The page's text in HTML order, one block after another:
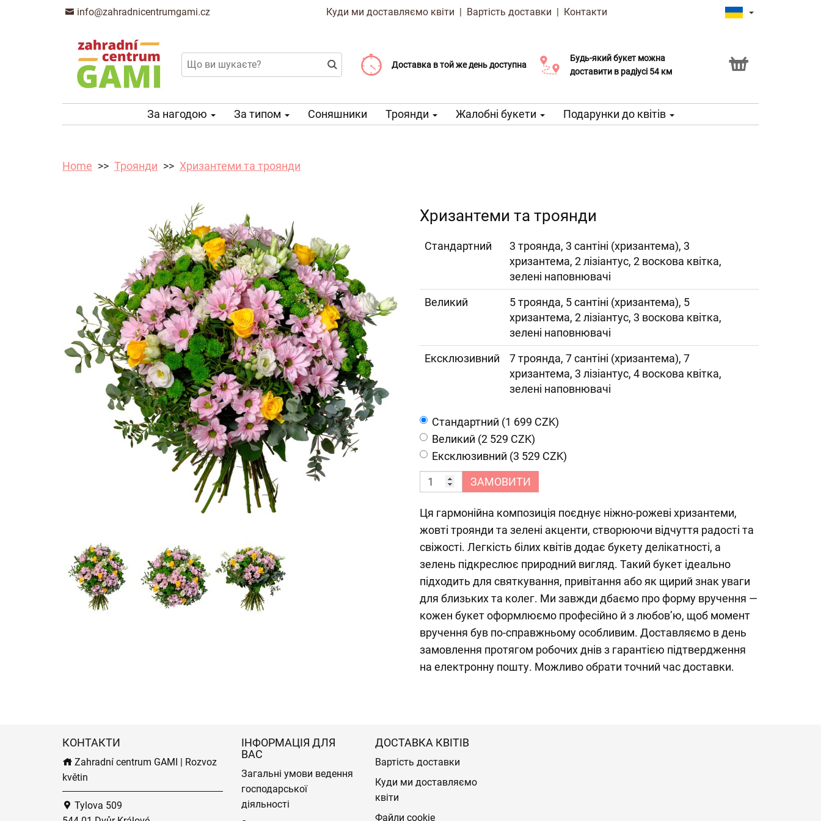
info@zahradnicentrumgami.cz Куди ми доставляємо квіти | Вартість доставки | Контакти
Доставка в той же день доступна
Доставка від 99 CZK
Виберіть дату доставки
Будь-який букет можна
доставити в радіусі 54 км
Послуга Click & Collect
За нагодою За типом Соняшники Троянди Жалобні букети Подарунки до квітів
Home Троянди Хризантеми та троянди
Хризантеми та троянди
Cтандартний
3 троянда, 3 сантіні (хризантема), 3
хризантема, 2 лізіантус, 2 воскова квітка,
зелені наповнювачі
Великий
5 троянда, 5 сантіні (хризантема), 5
хризантема, 2 лізіантус, 3 воскова квітка,
зелені наповнювачі
Ексклюзивний
7 троянда, 7 сантіні (хризантема), 7
хризантема, 3 лізіантус, 4 воскова квітка,
зелені наповнювачі
Cтандартний (1 699 CZK)
Великий (2 529 CZK)
Ексклюзивний (3 529 CZK)
ЗАМОВИТИ
Ця гармонійна композиція поєднує ніжно-рожеві хризантеми,
жовті троянди та зелені акценти, створюючи відчуття радості та
свіжості. Легкість білих квітів додає букету делікатності, а
зелень підкреслює природний вигляд. Такий букет ідеально
підходить для святкування, привітання або як щирий знак уваги
для близьких та колег. Ми завжди дбаємо про форму вручення —
кожен букет оформлюємо професійно й з любов’ю, щоб момент
вручення був по-справжньому особливим. Доставляємо в день
замовлення протягом робочих днів з гарантією підтвердження
на електронну пошту. Можливо обрати точний час доставки.
КОНТАКТИ
Zahradní centrum GAMI | Rozvoz
květin
Tylova 509
ІНФОРМАЦІЯ ДЛЯ
ВАС
Загальні умови ведення
господарської
діяльності
ДОСТАВКА КВІТІВ
Вартість доставки
Куди ми доставляємо
квіти
Файли cookie